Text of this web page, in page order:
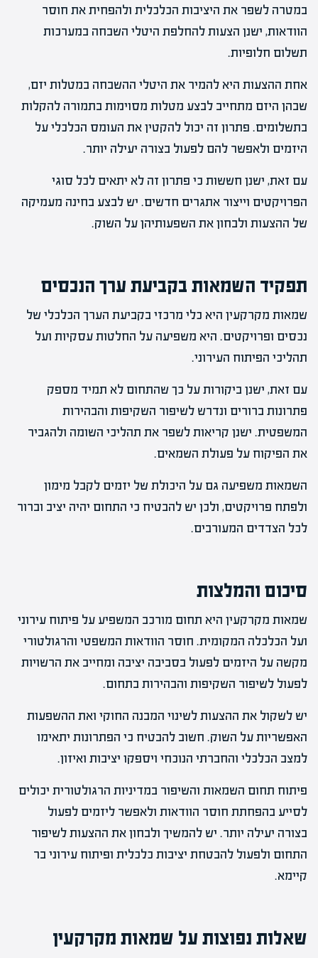
במטרה לשפר את היציבות הכלכלית ולהפחית את חוסר
הוודאות, ישנן הצעות להחלפת היטלי השבחה במערכות
תשלום חלופיות.
אחת ההצעות היא להמיר את היטלי ההשבחה במטלות יזם,
שבהן היזם מתחייב לבצע מטלות מסוימות בתמורה להקלות
בתשלומים. פתרון זה יכול להקטין את העומס הכלכלי על
היזמים ולאפשר להם לפעול בצורה יעילה יותר.
עם זאת, ישנן חששות כי פתרון זה לא יתאים לכל סוגי
הפרויקטים וייצור אתגרים חדשים. יש לבצע בחינה מעמיקה
של ההצעות ולבחון את השפעותיהן על השוק.
תפקיד השמאות בקביעת ערך הנכסים
שמאות מקרקעין היא כלי מרכזי בקביעת הערך הכלכלי של
נכסים ופרויקטים. היא משפיעה על החלטות עסקיות ועל
תהליכי הפיתוח העירוני.
עם זאת, ישנן ביקורות על כך שהתחום לא תמיד מספק
פתרונות ברורים ונדרש לשיפור השקיפות והבהירות
המשפטית. ישנן קריאות לשפר את תהליכי השומה ולהגביר
את הפיקוח על פעולת השמאים.
השמאות משפיעה גם על היכולת של יזמים לקבל מימון
ולפתח פרויקטים, ולכן יש להבטיח כי התחום יהיה יציב וברור
לכל הצדדים המעורבים.
סיכום והמלצות
שמאות מקרקעין היא תחום מורכב המשפיע על פיתוח עירוני
ועל הכלכלה המקומית. חוסר הוודאות המשפטי והרגולטורי
מקשה על היזמים לפעול בסביבה יציבה ומחייב את הרשויות
לפעול לשיפור השקיפות והבהירות בתחום.
יש לשקול את ההצעות לשינוי המבנה החוקי ואת ההשפעות
האפשריות על השוק. חשוב להבטיח כי הפתרונות יתאימו
למצב הכלכלי והחברתי הנוכחי ויספקו יציבות ואיזון.
פיתוח תחום השמאות והשיפור במדיניות הרגולטורית יכולים
לסייע בהפחתת חוסר הוודאות ולאפשר ליזמים לפעול
בצורה יעילה יותר. יש להמשיך ולבחון את ההצעות לשיפור
התחום ולפעול להבטחת יציבות כלכלית ופיתוח עירוני בר
קיימא.
שאלות נפוצות על שמאות מקרקעין